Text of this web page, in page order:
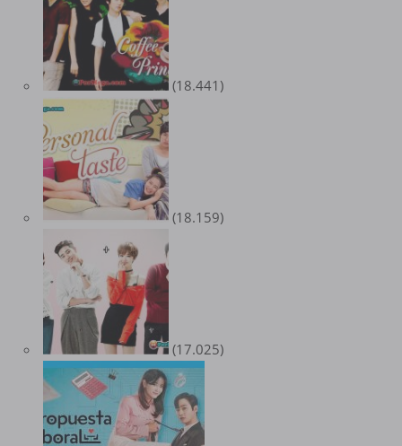
(18.441)
(18.159)
(17.025)